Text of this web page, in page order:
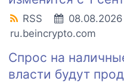
RSS 08.08.2026
ru.beincrypto.com
Спрос на
власти будут